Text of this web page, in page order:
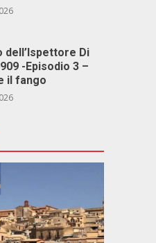
dell’Ispettore Di
-Episodio 3 –
il fango